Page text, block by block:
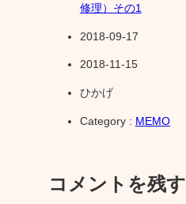
修理）その1
2018-09-17
2018-11-15
ひかげ
Category : MEMO
コメントを残す